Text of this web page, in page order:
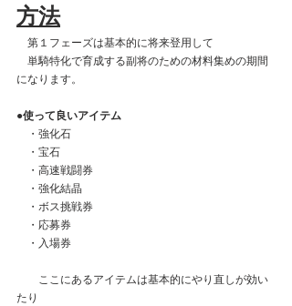
方法
第１フェーズは基本的に将来登用して
単騎特化で育成する副将のための材料集めの期間
になります。
●使って良いアイテム
・強化石
・宝石
・高速戦闘券
・強化結晶
・ボス挑戦券
・応募券
・入場券
ここにあるアイテムは基本的にやり直しが効い
たり